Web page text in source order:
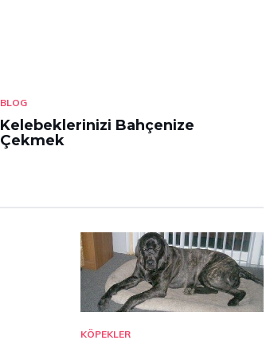
BLOG
Kelebeklerinizi Bahçenize
Çekmek
KÖPEKLER